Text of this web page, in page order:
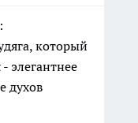
который
элегантнее
духов